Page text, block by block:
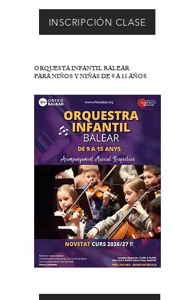
INSCRIPCIÓN CLASE
ORQUESTA INFANTIL BALEAR
PARA NIÑOS Y NIÑAS DE 9 A 15 AÑOS